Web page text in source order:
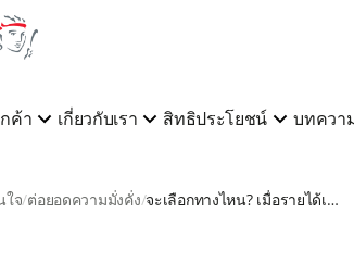
ค้า เกี่ยวกับเรา สิทธิประโยชน์ บทควา
ใจ ต่อยอดความมั่งคั่ง จะเลือกทางไหน? เมื่อรายได้เสริมทำเงินมากกว่างานประจำ